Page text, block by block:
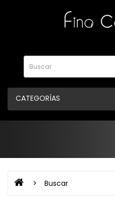
CATEGORÍAS
Buscar